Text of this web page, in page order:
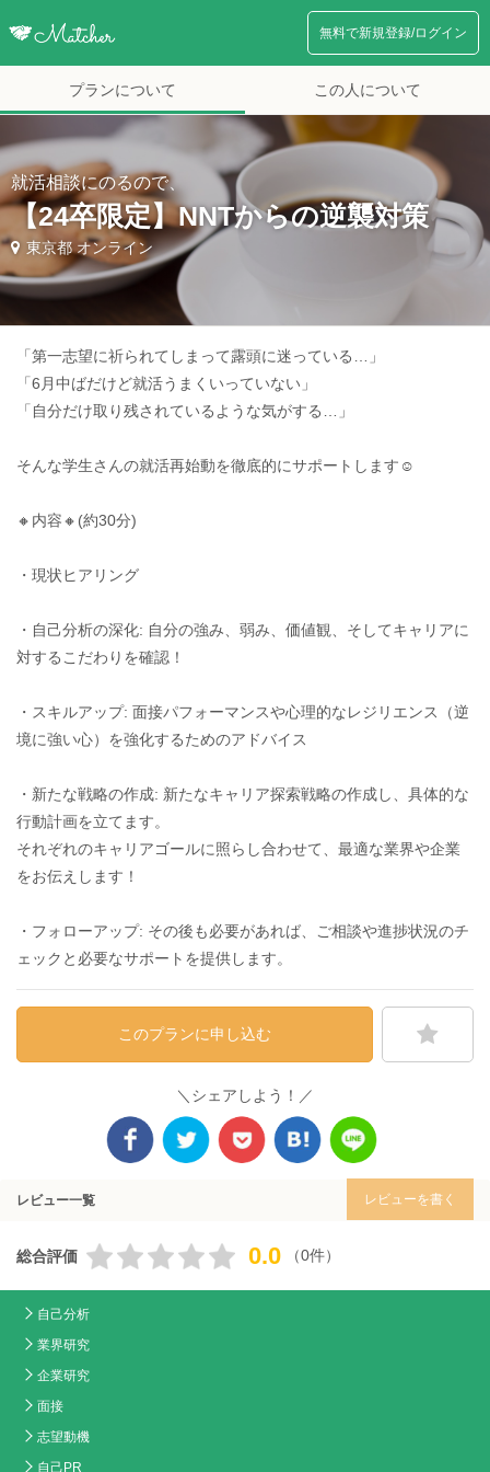
無料で新規登録/ログイン
プランについて この人について
就活相談にのるので、
【24卒限定】NNTからの逆襲対策
東京都 オンライン
「第一志望に祈られてしまって露頭に迷っている…」
「6月中ばだけど就活うまくいっていない」
「自分だけ取り残されているような気がする…」
そんな学生さんの就活再始動を徹底的にサポートします☺️
🔸内容🔸(約30分)
・現状ヒアリング
・自己分析の深化: 自分の強み、弱み、価値観、そしてキャリアに
対するこだわりを確認！
・スキルアップ: 面接パフォーマンスや心理的なレジリエンス（逆
境に強い心）を強化するためのアドバイス
・新たな戦略の作成: 新たなキャリア探索戦略の作成し、具体的な
行動計画を立てます。
それぞれのキャリアゴールに照らし合わせて、最適な業界や企業
をお伝えします！
・フォローアップ: その後も必要があれば、ご相談や進捗状況のチ
ェックと必要なサポートを提供します。
このプランに申し込む
＼シェアしよう！／
レビュー一覧 レビューを書く
総合評価 0.0 （0件）
自己分析
業界研究
企業研究
面接
志望動機
自己PR